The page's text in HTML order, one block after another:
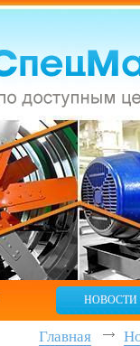
НОВОСТИ
Главная